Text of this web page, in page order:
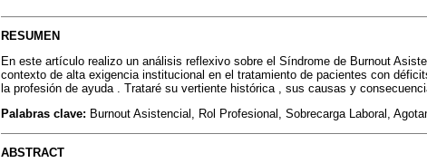
RESUMEN
En este artículo realizo un análisis reflexivo sobre el Síndrome de Burnout
contexto de alta exigencia institucional en el tratamiento de pacientes con
la profesión de ayuda . Trataré su vertiente histórica , sus causas y
Palabras clave: Burnout Asistencial, Rol Profesional, Sobrecarga Laboral,
ABSTRACT